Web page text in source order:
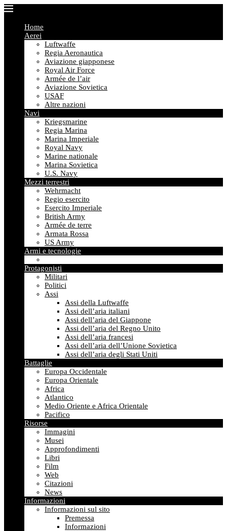
Home
Aerei
Luftwaffe
Regia Aeronautica
Aviazione giapponese
Royal Air Force
Armée de l’air
Aviazione Sovietica
USAF
Altre nazioni
Navi
Kriegsmarine
Regia Marina
Marina Imperiale
Royal Navy
Marine nationale
Marina Sovietica
U.S. Navy
Mezzi terrestri
Wehrmacht
Regio esercito
Esercito Imperiale
British Army
Armée de terre
Armata Rossa
US Army
Armi e tecnologie
Protagonisti
Militari
Politici
Assi
Assi della Luftwaffe
Assi dell’aria italiani
Assi dell’aria del Giappone
Assi dell’aria del Regno Unito
Assi dell’aria francesi
Assi dell’aria dell’Unione Sovietica
Assi dell’aria degli Stati Uniti
Battaglie
Europa Occidentale
Europa Orientale
Africa
Atlantico
Medio Oriente e Africa Orientale
Pacifico
Risorse
Immagini
Musei
Approfondimenti
Libri
Film
Web
Citazioni
News
Informazioni
Informazioni sul sito
Premessa
Informazioni